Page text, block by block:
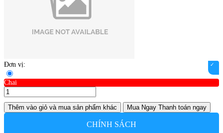
Đơn vị:
Chai
Thêm vào giỏ và mua sản phẩm khác Mua Ngay Thanh toán ngay
CHÍNH SÁCH